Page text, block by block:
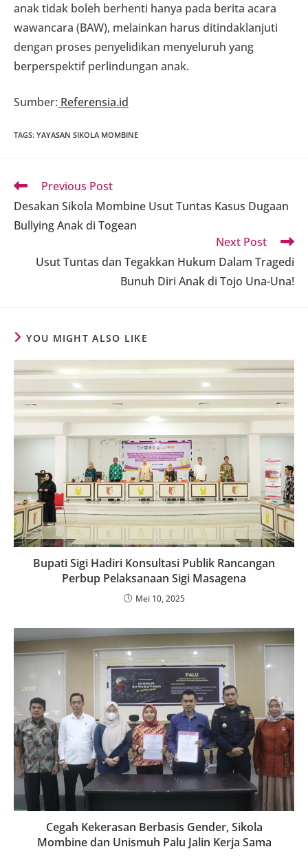
anak tidak boleh berhenti hanya pada berita acara
wawancara (BAW), melainkan harus ditindaklanjuti
dengan proses penyelidikan menyeluruh yang
berperspektif perlindungan anak.
Sumber: Referensia.id
TAGS: YAYASAN SIKOLA MOMBINE
Read
articles
Previous Post
Desakan Sikola Mombine Usut Tuntas Kasus Dugaan
Bullying Anak di Togean
Next Post
Usut Tuntas dan Tegakkan Hukum Dalam Tragedi
Bunuh Diri Anak di Tojo Una-Una!
YOU MIGHT ALSO LIKE
Bupati Sigi Hadiri Konsultasi Publik Rancangan
Perbup Pelaksanaan Sigi Masagena
Mei 10, 2025
Cegah Kekerasan Berbasis Gender, Sikola
Mombine dan Unismuh Palu Jalin Kerja Sama